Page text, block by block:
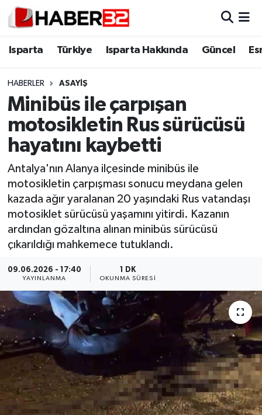
Isparta Türkiye Isparta Hakkında Güncel
HABERLER ASAYİŞ
Minibüs ile çarpışan
motosikletin Rus sürücüsü
hayatını kaybetti
Antalya'nın Alanya ilçesinde minibüs ile
motosikletin çarpışması sonucu meydana gelen
kazada ağır yaralanan 20 yaşındaki Rus vatandaşı
motosiklet sürücüsü yaşamını yitirdi. Kazanın
ardından gözaltına alınan minibüs sürücüsü
çıkarıldığı mahkemece tutuklandı.
09.06.2026 - 17:40
YAYINLANMA
1 DK
OKUNMA SÜRESI
Isparta
Esnaf Diyor ki;
ASAYİŞ
BİLİM VE TEKNOLOJİ
EĞİTİM
GENEL
Güncel
HABERDE İNSAN
İlginç
KÜLTÜR SANAT
MAGAZİN
Oyun
Isparta Nöbetçi Eczaneler
Isparta Trafik Yoğunluk Haritası
Süper Lig Puan Durumu ve Fikstür
Tüm Manşetler
Son Dakika Haberleri
Haber Arşivi